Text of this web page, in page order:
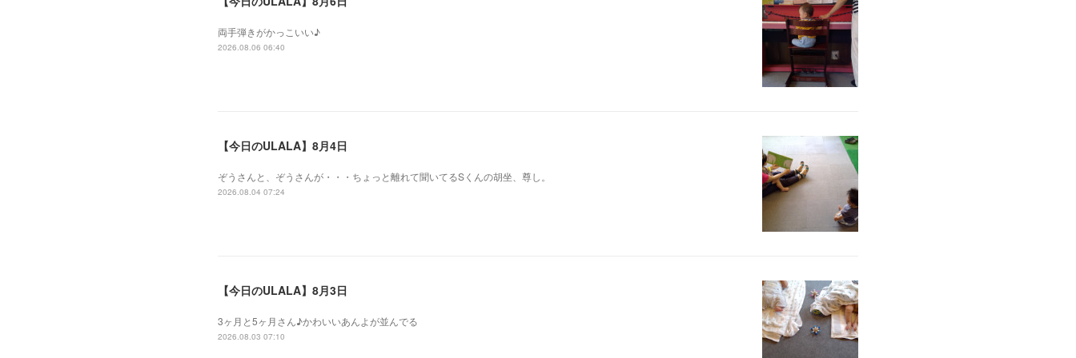
両手弾きがかっこいい♪
2026.08.06 06:40
【今日のULALA】8月4日
ぞうさんと、ぞうさんが・・・ちょっと離れて聞いてるSくんの胡坐、尊し。
2026.08.04 07:24
【今日のULALA】8月3日
3ヶ月と5ヶ月さん♪かわいいあんよが並んでる
2026.08.03 07:10